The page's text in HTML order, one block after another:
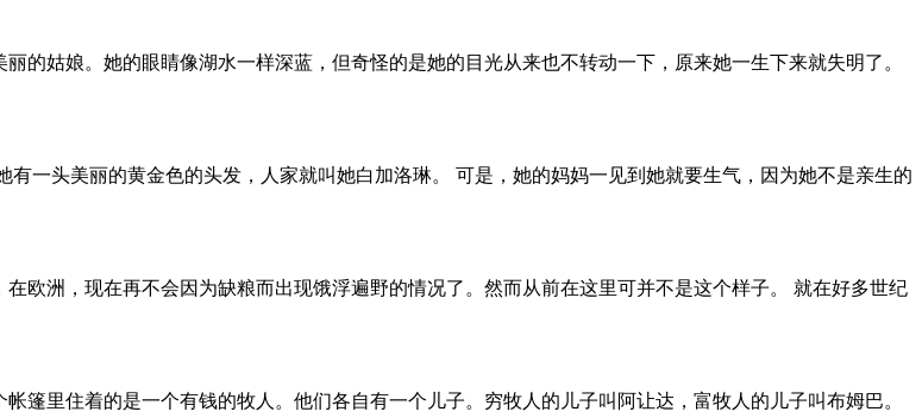
的姑娘。她的眼睛像湖水一样深蓝，但奇怪的是她的目光从来也不转动一下，原来她一生下来就失明了。
一头美丽的黄金色的头发，人家就叫她白加洛琳。 可是，她的妈妈一见到她就要生气，因为她不是亲生的
欧洲，现在再不会因为缺粮而出现饿浮遍野的情况了。然而从前在这里可并不是这个样子。 就在好多世纪
篷里住着的是一个有钱的牧人。他们各自有一个儿子。穷牧人的儿子叫阿让达，富牧人的儿子叫布姆巴。